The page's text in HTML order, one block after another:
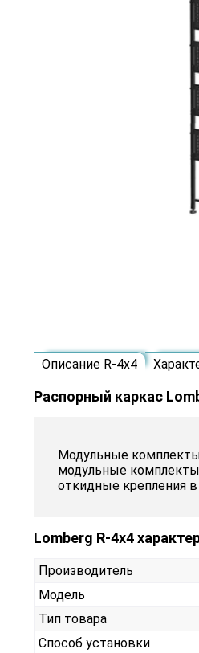
Описание R-4х4
Распорный каркас
Модульные
модульные комплекты
откидные крепления
Lomberg R-4х4
Производитель
Модель
Тип товара
Способ установки